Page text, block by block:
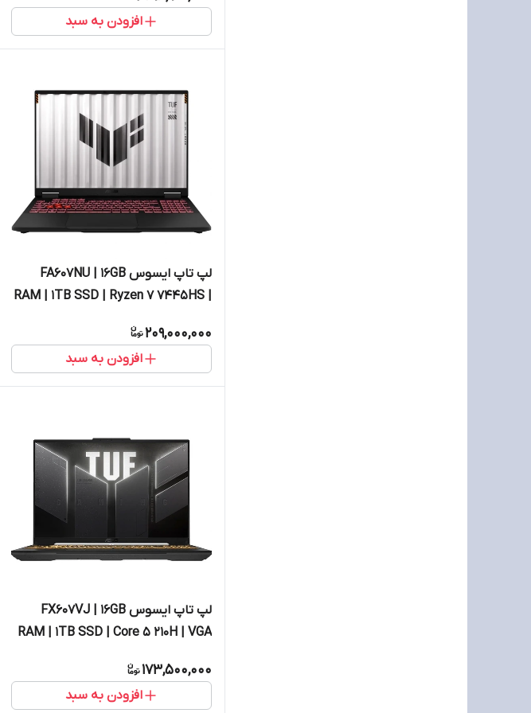
افزودن به سبد
لپ تاپ ایسوس FA607NU | 16GB
RAM | 1TB SSD | Ryzen 7 7445HS |
209,000,000
افزودن به سبد
لپ تاپ ایسوس FX607VJ | 16GB
RAM | 1TB SSD | Core 5 210H | VGA
173,500,000
افزودن به سبد